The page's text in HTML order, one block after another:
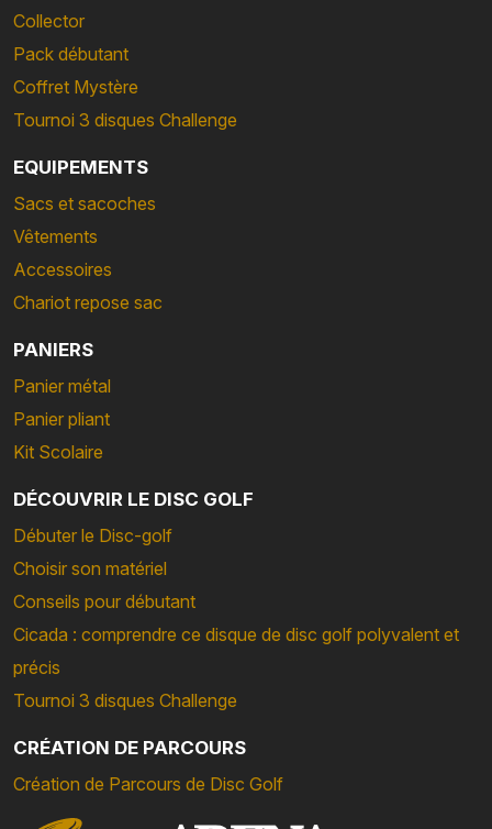
Collector
Pack débutant
Coffret Mystère
Tournoi 3 disques Challenge
EQUIPEMENTS
Sacs et sacoches
Vêtements
Accessoires
Chariot repose sac
PANIERS
Panier métal
Panier pliant
Kit Scolaire
DÉCOUVRIR LE DISC GOLF
Débuter le Disc-golf
Choisir son matériel
Conseils pour débutant
Cicada : comprendre ce disque de disc golf polyvalent et
précis
Tournoi 3 disques Challenge
CRÉATION DE PARCOURS
Création de Parcours de Disc Golf